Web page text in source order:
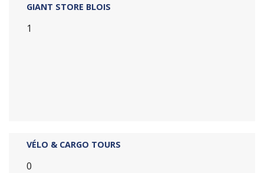
GIANT STORE BLOIS
1
VÉLO & CARGO TOURS
0